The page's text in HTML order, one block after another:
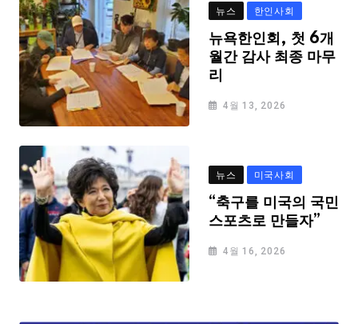
뉴스 한인사회
뉴욕한인회, 첫 6개
월간 감사 최종 마무
리
4월 13, 2026
뉴스 미국사회
“축구를 미국의 국민
스포츠로 만들자”
4월 16, 2026